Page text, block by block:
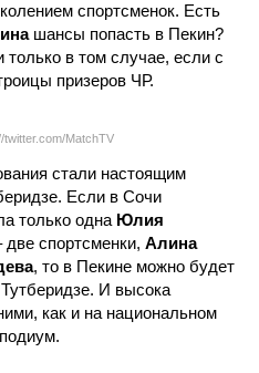
спортсменок. Есть
шансы попасть в Пекин?
в том случае, если с
призеров ЧР.
twitter.com/MatchTV
стали настоящим
Если в Сочи
только одна Юлия
спортсменки, Алина
, то в Пекине можно будет
И высока
как и на национальном